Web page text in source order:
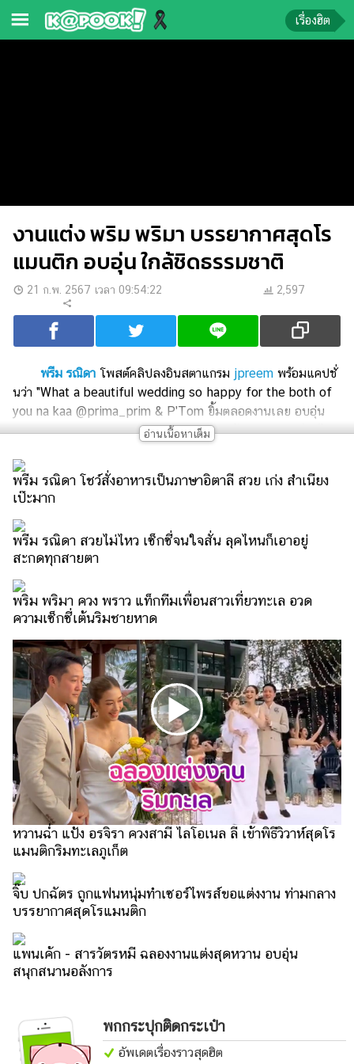
ตรวจ
หวย
บอล
สด
การ
ศึกษา
รูปภาพ
Music
ละคร
บันเทิง
เกาหลี
ไลฟ์
ไตล์
ดูด
ผู้
หญิง
ผู้ชาย
ท่อง
สูตร
อาหาร
ช้อป
ปิ้ง
เรื่องฮิต
งานแต่ง พริม พริมา บรรยากาศสุดโร
แมนติก อบอุ่น ใกล้ชิดธรรมชาติ
21 ก.พ. 2567 เวลา 09:54:22 2,597
พรีม รณิดา โพสต์คลิปลงอินสตาแกรม jpreem พร้อมแคปชั่
นว่า "What a beautiful wedding so happy for the both of
you na kaa @prima_prim & P'Tom ยิ้มตลอดงานเลย อบอุ่น
มากๆ #primtomtheluckyones" ควงคู่กันเข้าสู่ประตูวิวาห์กันไป
ต้อม ที่ได้จัดงาน Vow Ceremony และฉลองแต่งงานกันไปที่เขา
ใหญ่ เมื่อวันที่ 18 กุมภาพันธ์ 2567 ในบรรยากาศสุดโรแมนติก
อบอุ่น ใกล้ชิดธรรมชาติ ตกแต่งด้วยดอกไม้บานสะพรั่ง ดูสดชื่น
สดใส เต็มไปด้วยความสุขสมหวัง
งานนี้ได้มีเพื่อน ๆ ดารา เดินทางไปร่วมยินดีในงานแต่ง พริม
พริมา กันเป็นจำนวนมาก อาทิ
น้ำตาล พิจักขณา, ณิชา ณัฏฐณิชา, อุ้ม อิษยา, ไม้ วฤธ, เซ้นต์ ศุภ
พงษ์, ดาว พิมพ์ทอง, ซีน ภัสธรากรณ์, โอม คณิน, ป๊อป ฐากูร,
เพื่อน คณิน ฯลฯ
พรีม รณิดา โชว์สั่งอาหารเป็นภาษาอิตาลี สวย เก่ง สำเนียง
เป๊ะมาก
พรีม รณิดา สวยไม่ไหว เซ็กซี่จนใจสั่น ลุคไหนก็เอาอยู่
สะกดทุกสายตา
พริม พริมา ควง พราว แท็กทีมเพื่อนสาวเที่ยวทะเล อวด
ความเซ็กซี่เต้นริมชายหาด
หวานฉ่ำ แป้ง อรจิรา ควงสามี ไลโอเนล ลี เข้าพิธีวิวาห์สุดโร
แมนติกริมทะเลภูเก็ต
จิ๊บ ปกฉัตร ถูกแฟนหนุ่มทำเซอร์ไพรส์ขอแต่งงาน ท่ามกลาง
บรรยากาศสุดโรแมนติก
แพนเค้ก - สารวัตรหมี ฉลองงานแต่งสุดหวาน อบอุ่น
สนุกสนานอลังการ
พกกระปุกติดกระเป๋า
อัพเดตเรื่องราวสุดฮิต